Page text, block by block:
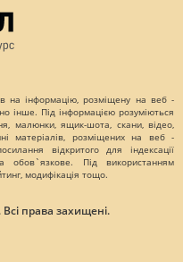
на інформацію, розміщену на веб -
інше. Під інформацією розуміються
малюнки, ящик-шота, скани, відео,
матеріалів, розміщених на веб -
відкритого для індексації
Під використанням
модифікація тощо.
права захищені.